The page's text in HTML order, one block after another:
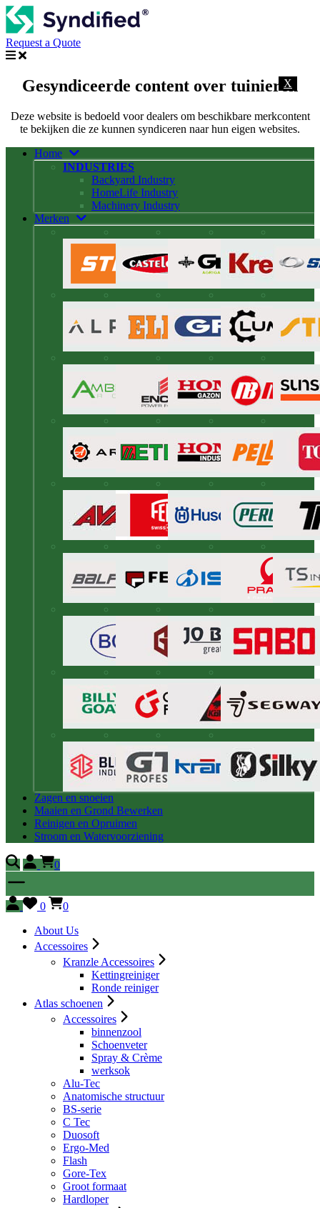
Request a Quote
X
Gesyndiceerde content over tuinieren
Deze website is bedoeld voor dealers om beschikbare merkcontent
te bekijken die ze kunnen syndiceren naar hun eigen websites.
Home
INDUSTRIES
Backyard Industry
HomeLife Industry
Machinery Industry
Merken
Zagen en snoeien
Maaien en Grond Bewerken
Reinigen en Opruimen
Stroom en Watervoorziening
0
0
0
About Us
Accessoires
Kranzle Accessoires
Kettingreiniger
Ronde reiniger
Atlas schoenen
Accessoires
binnenzool
Schoenveter
Spray & Crème
werksok
Alu-Tec
Anatomische structuur
BS-serie
C Tec
Duosoft
Ergo-Med
Flash
Gore-Tex
Groot formaat
Hardloper